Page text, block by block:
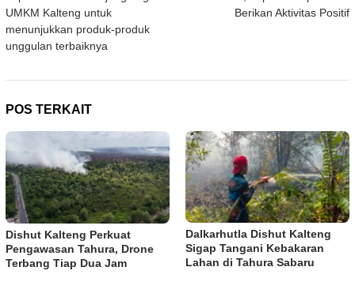
UMKM Kalteng untuk
menunjukkan produk-produk
unggulan terbaiknya
Berikan Aktivitas Positif
POS TERKAIT
Dishut Kalteng Perkuat
Pengawasan Tahura, Drone
Terbang Tiap Dua Jam
Dalkarhutla Dishut Kalteng
Sigap Tangani Kebakaran
Lahan di Tahura Sabaru